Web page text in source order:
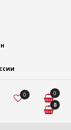
0
0
0